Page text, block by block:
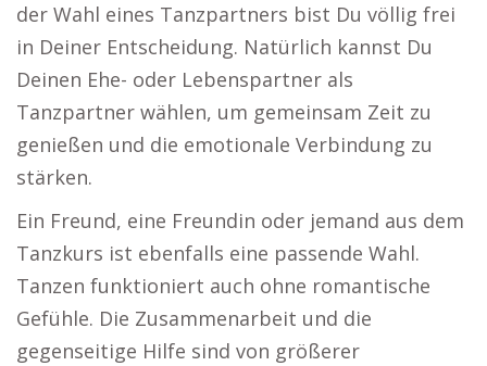
der Wahl eines Tanzpartners bist Du völlig frei
in Deiner Entscheidung. Natürlich kannst Du
Deinen Ehe- oder Lebenspartner als
Tanzpartner wählen, um gemeinsam Zeit zu
genießen und die emotionale Verbindung zu
stärken.
Ein Freund, eine Freundin oder jemand aus dem
Tanzkurs ist ebenfalls eine passende Wahl.
Tanzen funktioniert auch ohne romantische
Gefühle. Die Zusammenarbeit und die
gegenseitige Hilfe sind von größerer